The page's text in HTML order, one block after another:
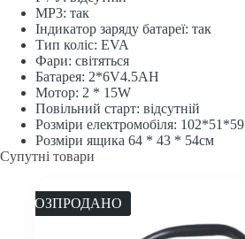
МР3: так
Індикатор заряду батареї: так
Тип коліс: EVA
Фари: світяться
Батарея: 2*6V4.5AH
Мотор: 2 * 15W
Повільний старт: відсутній
Розміри електромобіля: 102*51*59
Розміри ящика 64 * 43 * 54см
Супутні товари
РОЗПРОДАНО